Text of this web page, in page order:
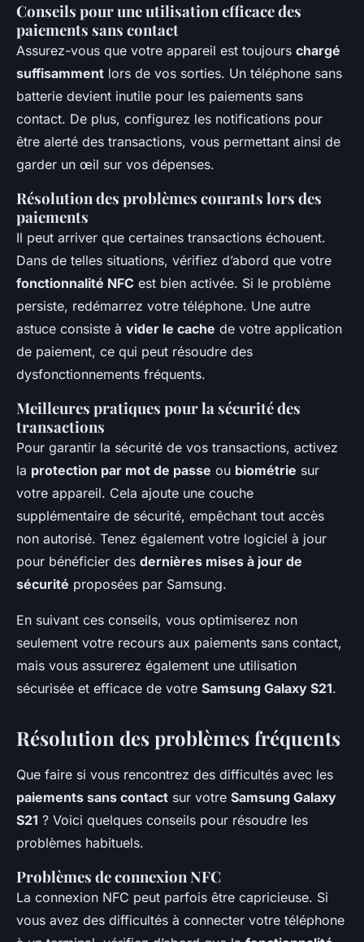
Conseils pour une utilisation efficace des
paiements sans contact
Assurez-vous que votre appareil est toujours chargé
suffisamment lors de vos sorties. Un téléphone sans
batterie devient inutile pour les paiements sans
contact. De plus, configurez les notifications pour
être alerté des transactions, vous permettant ainsi de
garder un œil sur vos dépenses.
Résolution des problèmes courants lors des
paiements
Il peut arriver que certaines transactions échouent.
Dans de telles situations, vérifiez d’abord que votre
fonctionnalité NFC est bien activée. Si le problème
persiste, redémarrez votre téléphone. Une autre
astuce consiste à vider le cache de votre application
de paiement, ce qui peut résoudre des
dysfonctionnements fréquents.
Meilleures pratiques pour la sécurité des
transactions
Pour garantir la sécurité de vos transactions, activez
la protection par mot de passe ou biométrie sur
votre appareil. Cela ajoute une couche
supplémentaire de sécurité, empêchant tout accès
non autorisé. Tenez également votre logiciel à jour
pour bénéficier des dernières mises à jour de
sécurité proposées par Samsung.
En suivant ces conseils, vous optimiserez non
seulement votre recours aux paiements sans contact,
mais vous assurerez également une utilisation
sécurisée et efficace de votre Samsung Galaxy S21.
Résolution des problèmes fréquents
Que faire si vous rencontrez des difficultés avec les
paiements sans contact sur votre Samsung Galaxy
S21 ? Voici quelques conseils pour résoudre les
problèmes habituels.
Problèmes de connexion NFC
La connexion NFC peut parfois être capricieuse. Si
vous avez des difficultés à connecter votre téléphone